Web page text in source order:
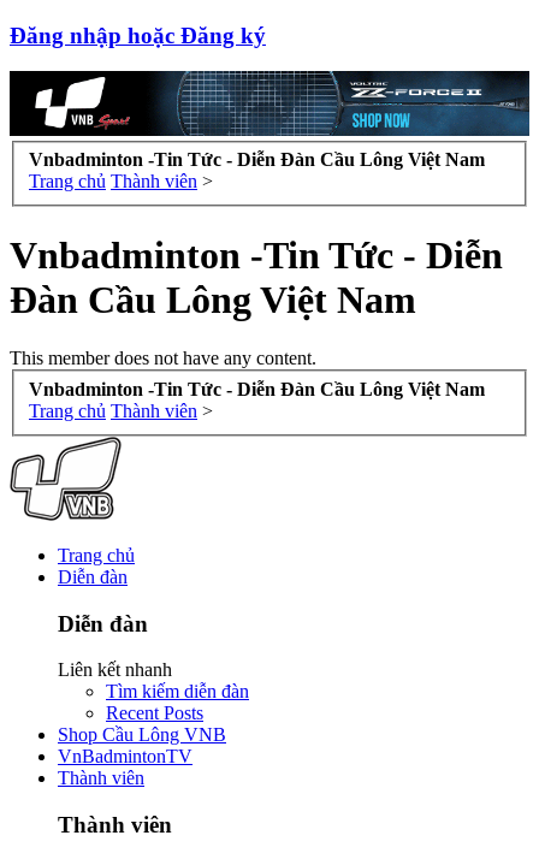
Đăng nhập hoặc Đăng ký
Vnbadminton -Tin Tức - Diễn Đàn Cầu Lông Việt Nam
Trang chủ Thành viên >
Vnbadminton -Tin Tức - Diễn
Đàn Cầu Lông Việt Nam
This member does not have any content.
Vnbadminton -Tin Tức - Diễn Đàn Cầu Lông Việt Nam
Trang chủ Thành viên >
Trang chủ
Diễn đàn
Diễn đàn
Liên kết nhanh
Tìm kiếm diễn đàn
Recent Posts
Shop Cầu Lông VNB
VnBadmintonTV
Thành viên
Thành viên